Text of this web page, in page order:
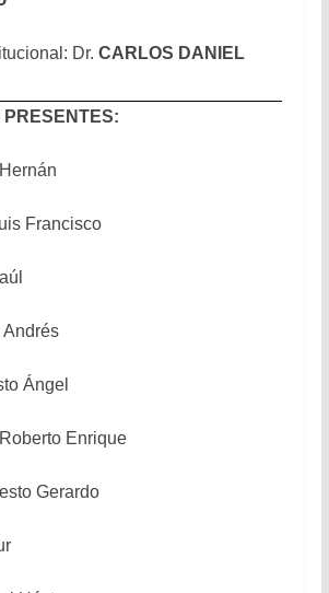
Dr. CARLOS DANIEL
Francisco
Andrés
Ángel
Enrique
Gerardo